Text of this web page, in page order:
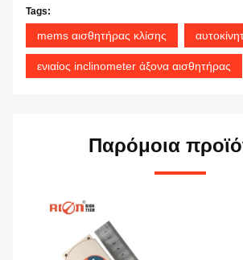
Tags:
mems αισθητήρας κλίσης
ενιαίος inclinometer άξονα αισθητήρας
Παρόμοια